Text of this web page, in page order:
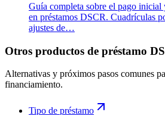
Guía completa sobre el pago
en préstamos DSCR. Cuadrículas
ajustes de…
Otros productos de préstamo
Alternativas y próximos pasos comunes
financiamiento.
Tipo de préstamo